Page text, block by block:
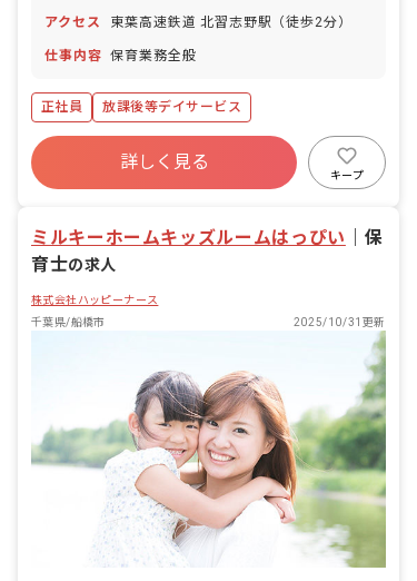
アクセス 東葉高速鉄道 北習志野駅（徒歩2分）
仕事内容 保育業務全般
正社員 放課後等デイサービス
詳しく見る
キープ
ミルキーホームキッズルームはっぴい
保
育士の求人
株式会社ハッピーナース
千葉県/船橋市
2025/10/31更新